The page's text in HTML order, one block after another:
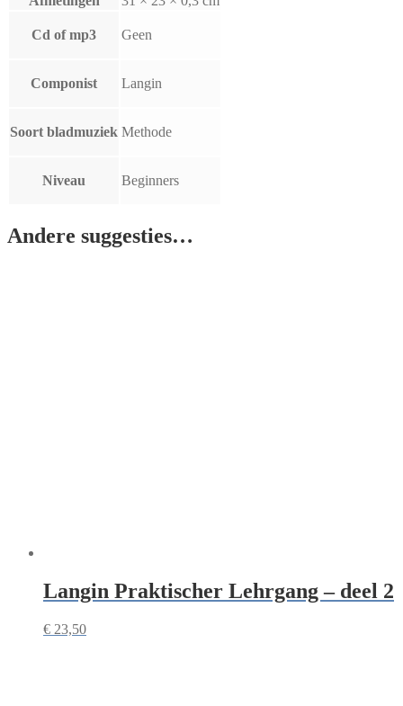
Cd of mp3 Geen
Componist Langin
Soort bladmuziek Methode
Niveau Beginners
Andere suggesties…
Langin Praktischer Lehrgang – deel 2
€ 23,50